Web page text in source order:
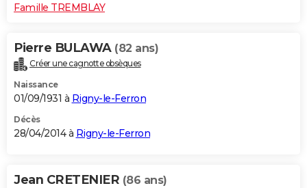
Famille TREMBLAY
Pierre BULAWA (82 ans)
Créer une cagnotte obsèques
Naissance
01/09/1931 à Rigny-le-Ferron
Décès
28/04/2014 à Rigny-le-Ferron
Jean CRETENIER (86 ans)